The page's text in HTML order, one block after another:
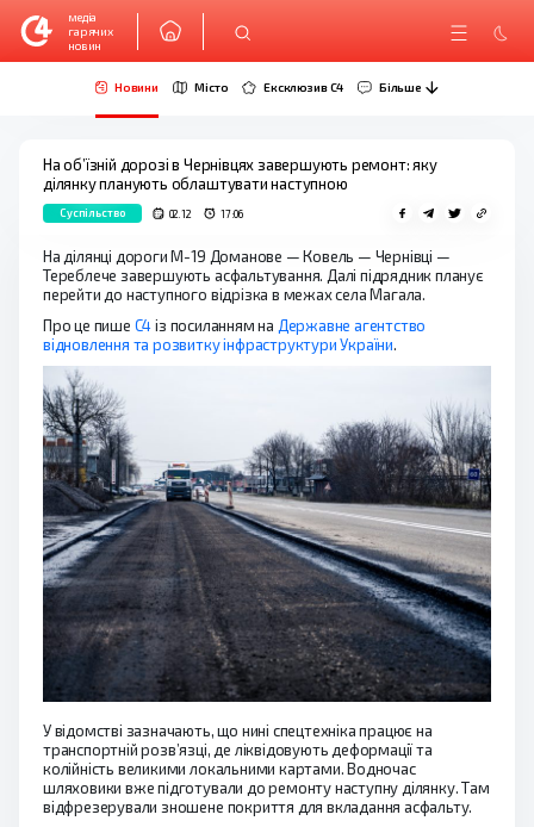
медіа
гарячих
новин
Новини Місто Ексклюзив C4 Більше
На об’їзній дорозі в Чернівцях завершують ремонт: яку
ділянку планують облаштувати наступною
Суспільство 02.12 17:06
На ділянці дороги М-19 Доманове — Ковель — Чернівці —
Тереблече завершують асфальтування. Далі підрядник планує
перейти до наступного відрізка в межах села Магала.
Про це пише С4із посиланням на Державне агентство
відновлення та розвитку інфраструктури України.
У відомстві зазначають, що нині спецтехніка працює на
транспортній розв’язці, де ліквідовують деформації та
колійність великими локальними картами. Водночас
шляховики вже підготували до ремонту наступну ділянку. Там
відфрезерували зношене покриття для вкладання асфальту.